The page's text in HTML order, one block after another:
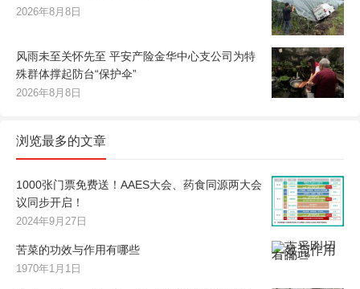
2026年8月8日
风雨未至关怀先至 平安产险金华中心支公司为特
殊群体撑起防台“保护伞”
2026年8月8日
浏览最多的文章
1000张门票免费送！AAES大会、药食同源两大会
议同步开启！
2024年9月27日
苦菜的功效与作用有哪些
1970年1月1日